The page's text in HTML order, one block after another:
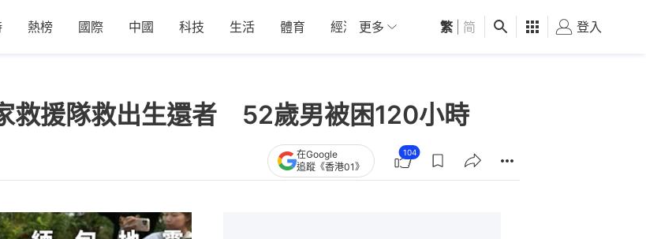
熱榜 國際 中國 科技 生活 體育 經濟 01深圳 觀點 健康 好食玩飛
更多 繁 简 登入
救援隊救出生還者 52歲男被困120小時
在Google
追蹤《香港01》
104